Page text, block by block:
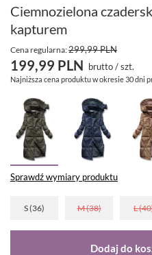
Ciemnozielona
kapturem
Cena regularna:299,99 PLN
199,99 PLN brutto/szt.
Najniższa cena produktu w okresie 30 dni
Sprawdź wymiary produktu
S (36) M (38) L
Dodaj do